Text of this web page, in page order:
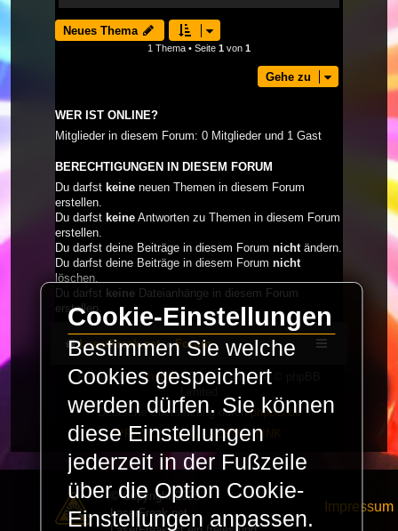
Neues Thema
1 Thema • Seite 1 von 1
Gehe zu
WER IST ONLINE?
Mitglieder in diesem Forum: 0 Mitglieder und 1 Gast
BERECHTIGUNGEN IN DIESEM FORUM
Du darfst keine neuen Themen in diesem Forum
erstellen.
Du darfst keine Antworten zu Themen in diesem Forum
erstellen.
Du darfst deine Beiträge in diesem Forum nichtändern.
Du darfst deine Beiträge in diesem Forum nicht
löschen.
Du darfst keine Dateianhänge in diesem Forum
erstellen.
LaserFreak.net Forum
Powered byphpBB® Forum Software © phpBB
Limited
Deutsche Übersetzung durchphpBB.de
PRIVACY_LINK
TERMS_LINK
© Copyright 2025 -
LaserFreak.net
Impressum
Cookie-Einstellungen
Bestimmen Sie welche
Cookies gespeichert
werden dürfen. Sie können
diese Einstellungen
jederzeit in der Fußzeile
über die Option Cookie-
Einstellungen anpassen.